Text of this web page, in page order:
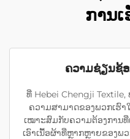
ການ
ຄວາມຊ່ຽນຊ້
ທີ່ Hebei Chengji
ຄວາມສາມາດຂອງພວກເຮົາ
ເໝາະສົມກັບຄວາມຕ້ອງການທີ່
ເອົາເນື້ອຜ້າທີ່ຫຼາກຫຼາຍຂອງພ